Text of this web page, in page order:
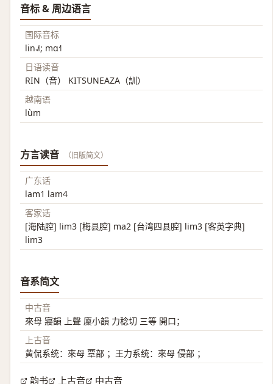
音标 & 周边语言
国际音标
lin˨˩˦; mɑ˧˥
日语读音
RIN（音） KITSUNEAZA（訓）
越南语
lùm
方言读音 （旧版简文）
广东话
lam1 lam4
客家话
[海陆腔] lim3 [梅县腔] ma2 [台湾四县腔] lim3 [客英字典]
lim3
音系简文
中古音
來母 寢韻 上聲 廩小韻 力稔切 三等 開口；
上古音
黄侃系统：來母 覃部 ；王力系统：來母 侵部 ；
韵书 上古音 中古音